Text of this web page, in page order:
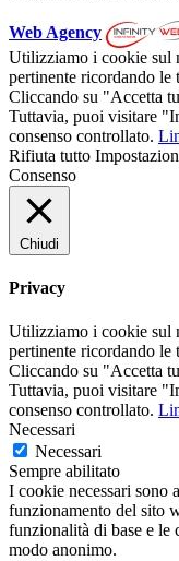
Web Agency
Utilizziamo i cookie sul
pertinente ricordando le
Cliccando su "Accetta
Tuttavia, puoi visitare
consenso controllato.
Rifiuta tutto
Consenso
Chiudi
Privacy
Utilizziamo i cookie sul
pertinente ricordando le
Cliccando su "Accetta
Tuttavia, puoi visitare
consenso controllato.
Necessari
Necessari
Sempre abilitato
I cookie necessari sono
funzionamento del sito
funzionalità di base e le
modo anonimo.